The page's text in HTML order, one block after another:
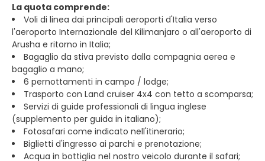
La quota comprende:
Voli di linea dai principali aeroporti d'Italia verso
l'aeroporto Internazionale del Kilimanjaro o all'aeroporto di
Arusha e ritorno in Italia;
Bagaglio da stiva previsto dalla compagnia aerea e
bagaglio a mano;
6 pernottamenti in campo / lodge;
Trasporto con Land cruiser 4x4 con tetto a scomparsa;
Servizi di guide professionali di lingua inglese
(supplemento per guida in italiano);
Fotosafari come indicato nell'itinerario;
Biglietti d'ingresso ai parchi e prenotazione;
Acqua in bottiglia nel nostro veicolo durante il safari;